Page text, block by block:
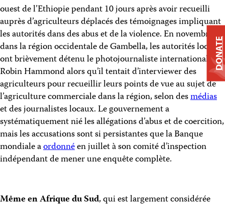
ouest de l’Ethiopie pendant 10 jours après avoir recueilli
auprès d’agriculteurs déplacés des témoignages impliquant
les autorités dans des abus et de la violence. En novembre,
dans la région occidentale de Gambella, les autorités locales
ont brièvement détenu le photojournaliste international
Robin Hammond alors qu’il tentait d’interviewer des
agriculteurs pour recueillir leurs points de vue au sujet de
l’agriculture commerciale dans la région, selon desmédias
et des journalistes locaux. Le gouvernement a
systématiquement nié les allégations d’abus et de coercition,
mais les accusations sont si persistantes que la Banque
mondiale aordonnéen juillet à son comité d’inspection
indépendant de mener une enquête complète.
Même en Afrique du Sud, qui est largement considérée
DONATE